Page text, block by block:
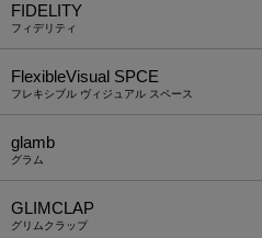
FIDELITY
フィデリティ
FlexibleVisual SPCE
フレキシブル ヴィジュアル スペース
glamb
グラム
GLIMCLAP
グリムクラップ